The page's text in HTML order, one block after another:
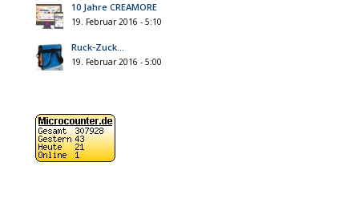
10 Jahre CREAMORE
19. Februar 2016 - 5:10
Ruck-Zuck…
19. Februar 2016 - 5:00